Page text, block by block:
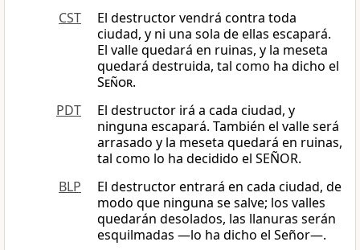
CST
El destructor vendrá contra toda
ciudad, y ni una sola de ellas escapará.
El valle quedará en ruinas, y la meseta
quedará destruida, tal como ha dicho el
Señor.
PDT
El destructor irá a cada ciudad, y
ninguna escapará. También el valle será
arrasado y la meseta quedará en ruinas,
tal como lo ha decidido el SEÑOR.
BLP
El destructor entrará en cada ciudad, de
modo que ninguna se salve; los valles
quedarán desolados, las llanuras serán
esquilmadas —lo ha dicho el Señor—.